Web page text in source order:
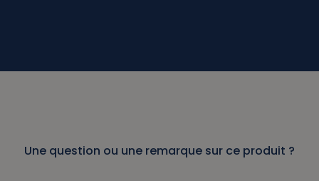
Une question ou une remarque sur ce produit ?